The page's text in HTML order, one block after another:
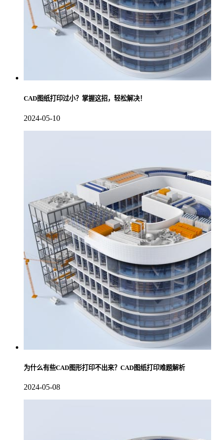
CAD图纸打印过小？掌握这招，轻松解决！
2024-05-10
为什么有些CAD图形打印不出来？CAD图纸打印难题解析
2024-05-08